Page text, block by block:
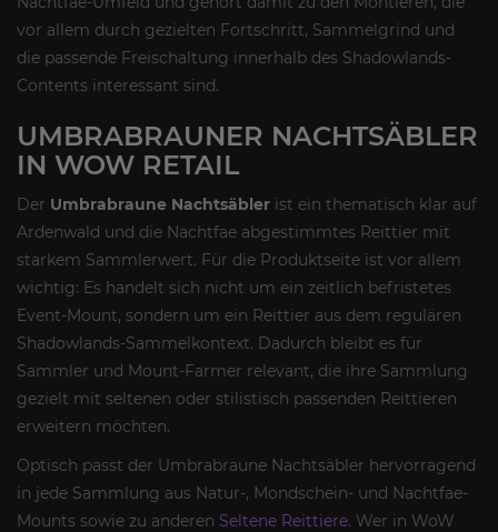
vor allem durch gezielten Fortschritt, Sammelgrind und
die passende Freischaltung innerhalb des Shadowlands-
Contents interessant sind.
UMBRABRAUNER NACHTSÄBLER
IN WOW RETAIL
Der Umbrabraune Nachtsäbler ist ein thematisch klar auf
Ardenwald und die Nachtfae abgestimmtes Reittier mit
starkem Sammlerwert. Für die Produktseite ist vor allem
wichtig: Es handelt sich nicht um ein zeitlich befristetes
Event-Mount, sondern um ein Reittier aus dem regulären
Shadowlands-Sammelkontext. Dadurch bleibt es für
Sammler und Mount-Farmer relevant, die ihre Sammlung
gezielt mit seltenen oder stilistisch passenden Reittieren
erweitern möchten.
Optisch passt der Umbrabraune Nachtsäbler hervorragend
in jede Sammlung aus Natur-, Mondschein- und Nachtfae-
Mounts sowie zu anderen Seltene Reittiere. Wer in WoW